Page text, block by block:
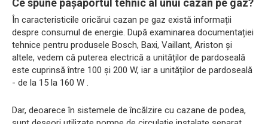
În caracteristicile oricărui cazan pe gaz există informații
despre consumul de energie. După examinarea documentației
tehnice pentru produsele Bosch, Baxi, Vaillant, Ariston și
altele, vedem că puterea electrică a unităților de pardoseală
este cuprinsă între 100 și 200 W, iar a unităților de pardoseală
- de la 15 la 160 W .
Dar, deoarece în sistemele de încălzire cu cazane de podea,